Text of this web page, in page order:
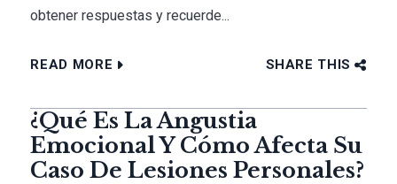
obtener respuestas y recuerde...
READ MORE SHARE THIS
¿Qué Es La Angustia
Emocional Y Cómo Afecta Su
Caso De Lesiones Personales?